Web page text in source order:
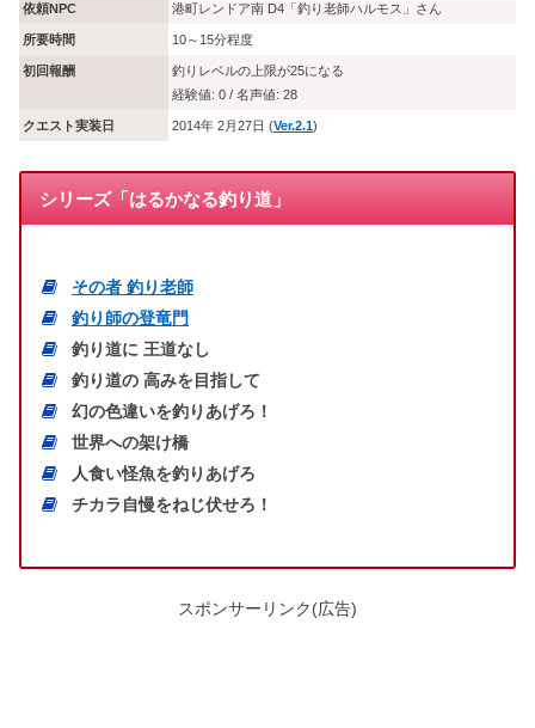
依頼NPC 港町レンドア南 D4「釣り老師ハルモス」さん
所要時間 10～15分程度
初回報酬
釣りレベルの上限が25になる
経験値: 0 / 名声値: 28
クエスト実装日 2014年 2月27日 (Ver.2.1)
シリーズ「はるかなる釣り道」
その者 釣り老師
釣り師の登竜門
釣り道に 王道なし
釣り道の 高みを目指して
幻の色違いを釣りあげろ！
世界への架け橋
人食い怪魚を釣りあげろ
チカラ自慢をねじ伏せろ！
スポンサーリンク(広告)